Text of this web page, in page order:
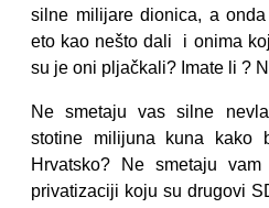
silne milijare dionica, a
eto kao nešto dali i onima
su je oni pljačkali? Imate li ?
Ne smetaju vas silne
stotine milijuna kuna kako
Hrvatsko? Ne smetaju
privatizaciji koju su drugovi